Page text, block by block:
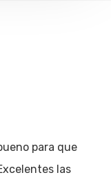
para que
las